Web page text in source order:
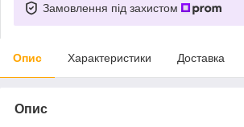
Замовлення під захистом
Опис Характеристики Доставка
Опис